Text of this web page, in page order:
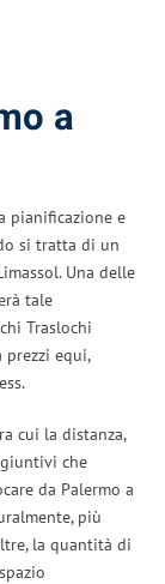
a
pianificazione e
si tratta di un
Una delle
tale
Traslochi
prezzi equi,
cui la distanza,
che
da Palermo a
più
la quantità di